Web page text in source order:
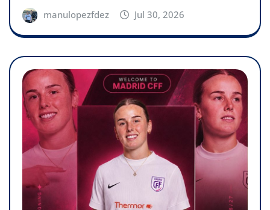
manulopezfdez Jul 30, 2026